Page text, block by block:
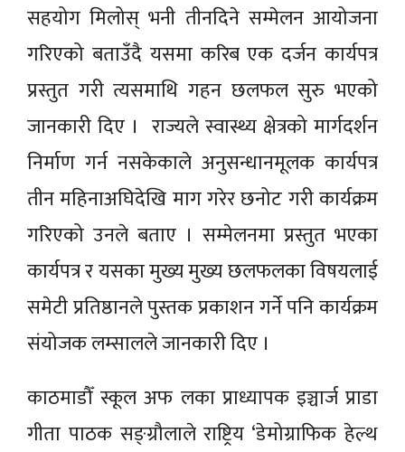
सहयोग मिलोस् भनी तीनदिने सम्मेलन आयोजना
गरिएको बताउँदै यसमा करिब एक दर्जन कार्यपत्र
प्रस्तुत गरी त्यसमाथि गहन छलफल सुरु भएको
जानकारी दिए । राज्यले स्वास्थ्य क्षेत्रको मार्गदर्शन
निर्माण गर्न नसकेकाले अनुसन्धानमूलक कार्यपत्र
तीन महिनाअघिदेखि माग गरेर छनोट गरी कार्यक्रम
गरिएको उनले बताए । सम्मेलनमा प्रस्तुत भएका
कार्यपत्र र यसका मुख्य मुख्य छलफलका विषयलाई
समेटी प्रतिष्ठानले पुस्तक प्रकाशन गर्ने पनि कार्यक्रम
संयोजक लम्सालले जानकारी दिए ।
काठमाडौँ स्कूल अफ लका प्राध्यापक इञ्चार्ज प्राडा
गीता पाठक सङ्ग्रौलाले राष्ट्रिय ‘डेमोग्राफिक हेल्थ